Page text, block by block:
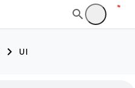
UI